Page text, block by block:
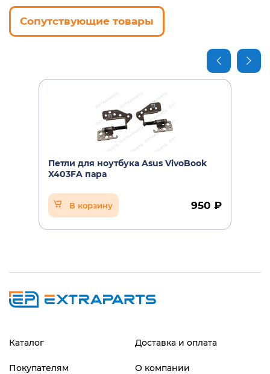
Сопутствующие товары
Петли для ноутбука Asus VivoBook
X403FA пара
В корзину 950 ₽
Каталог Доставка и оплата
Покупателям О компании